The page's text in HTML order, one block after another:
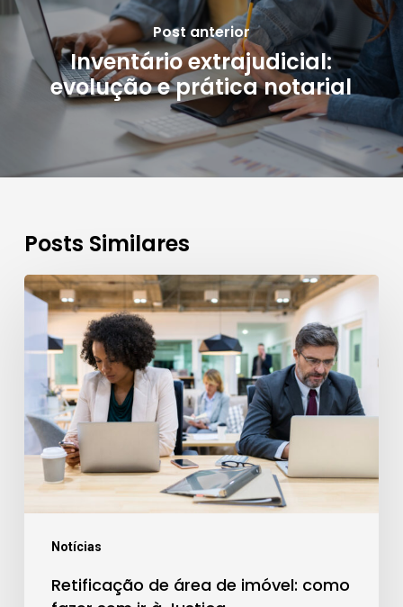
Post anterior
Inventário extrajudicial:
evolução e prática notarial
Posts Similares
Notícias
Retificação
área
imóvel:
como
fazer
sem
ir
JustiçaRetificação de área de imóvel: como